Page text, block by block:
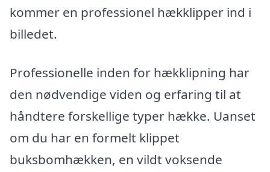
kommer en professionel hækklipper ind i
billedet.
Professionelle inden for hækklipning har
den nødvendige viden og erfaring til at
håndtere forskellige typer hække. Uanset
om du har en formelt klippet
buksbomhækken, en vildt voksende